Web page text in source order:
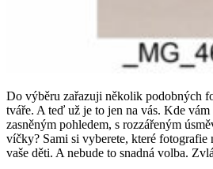
Do výběru zařazuji několik podobných
tváře. A teď už je to jen na vás. Kde vám
zasněným pohledem, s rozzářeným
víčky? Sami si vyberete, které fotografie
vaše děti. A nebude to snadná volba.